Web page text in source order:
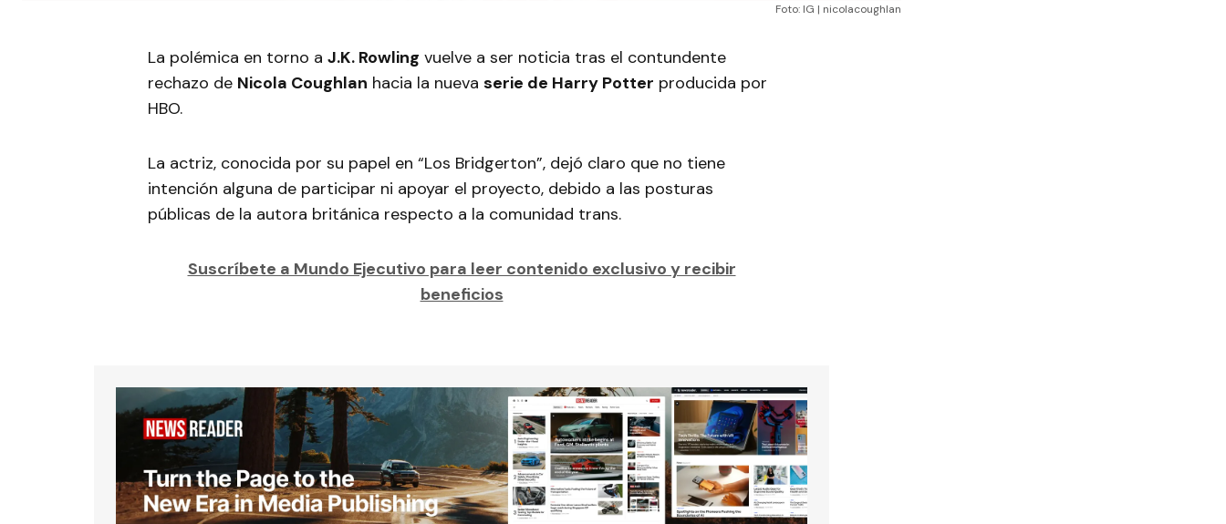
Foto: IG | nicolacoughlan
La polémica en torno a J.K. Rowling vuelve a ser noticia tras el contundente
rechazo de Nicola Coughlan hacia la nueva serie de Harry Potter producida por
HBO.
La actriz, conocida por su papel en “Los Bridgerton”, dejó claro que no tiene
intención alguna de participar ni apoyar el proyecto, debido a las posturas
públicas de la autora británica respecto a la comunidad trans.
Suscríbete a Mundo Ejecutivo para leer contenido exclusivo y recibir
beneficios